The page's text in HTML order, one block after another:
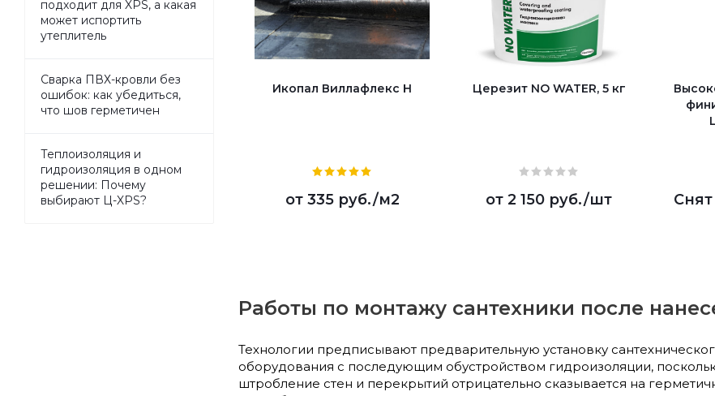
Икопал Виллафлекс Н
от 335 руб./м2
Церезит NO WATER, 5 кг
от 2 150 руб./шт
Работы по монтажу сантехники после
Технологии предписывают предварительную установку
оборудования с последующим обустройством гидроизоляции,
штробление стен и перекрытий отрицательно сказывается на
подходит для XPS, а какая
может испортить
утеплитель
Сварка ПВХ-кровли без
ошибок: как убедиться,
что шов герметичен
Теплоизоляция и
гидроизоляция в одном
решении: Почему
выбирают Ц-XPS?